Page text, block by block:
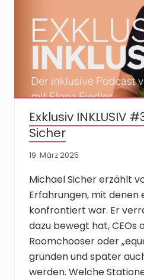
Exklusiv INKLUSIV
Sicher
19. März 2025
Michael Sicher erzählt
Erfahrungen, mit denen
konfrontiert war. Er
dazu bewegt hat, CEOs
Roomchooser oder
gründen und später
werden. Welche